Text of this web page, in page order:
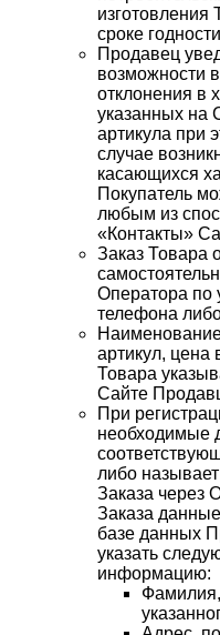
изготовления
сроке
Продавец
возможности
отклонения в
указанных на
артикула при
случае
касающихся
Покупатель
любым из
«Контакты»
Заказ Товара
Оператора по
телефона
артикул, цена
Товара
Сайте
При
необходимые
либо
Заказа через
Заказа
базе данных
указать
информацию: